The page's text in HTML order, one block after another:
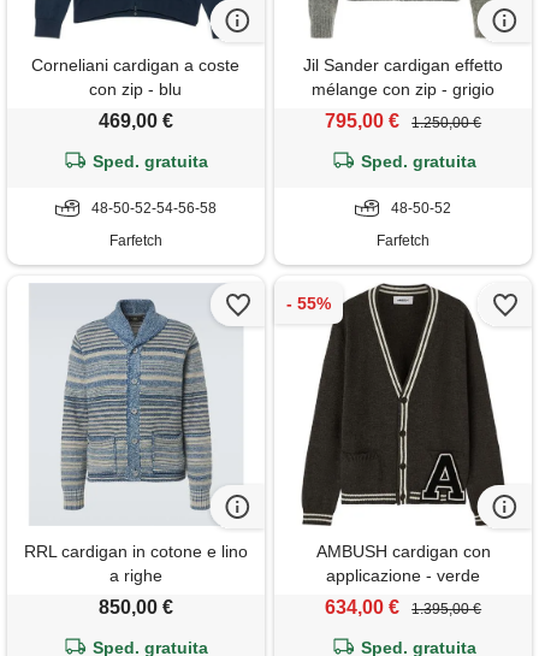
Corneliani cardigan a coste
con zip - blu
469,00 €
Sped. gratuita
48-50-52-54-56-58
Farfetch
Jil Sander cardigan effetto
mélange con zip - grigio
795,00 € 1.250,00 €
Sped. gratuita
48-50-52
Farfetch
RRL cardigan in cotone e lino
a righe
850,00 €
Sped. gratuita
AMBUSH cardigan con
applicazione - verde
634,00 € 1.395,00 €
Sped. gratuita